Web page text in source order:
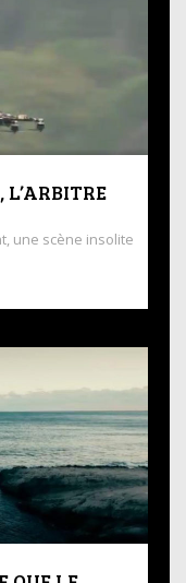
une scène insolite